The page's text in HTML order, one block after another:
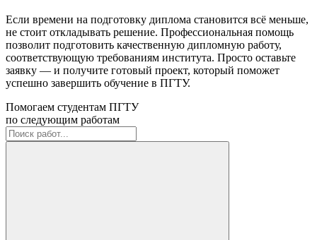
Если времени на подготовку диплома становится всё меньше,
не стоит откладывать решение. Профессиональная помощь
позволит подготовить качественную дипломную работу,
соответствующую требованиям института. Просто оставьте
заявку — и получите готовый проект, который поможет
успешно завершить обучение в ПГТУ.
Помогаем студентам ПГТУ
по следующим работам